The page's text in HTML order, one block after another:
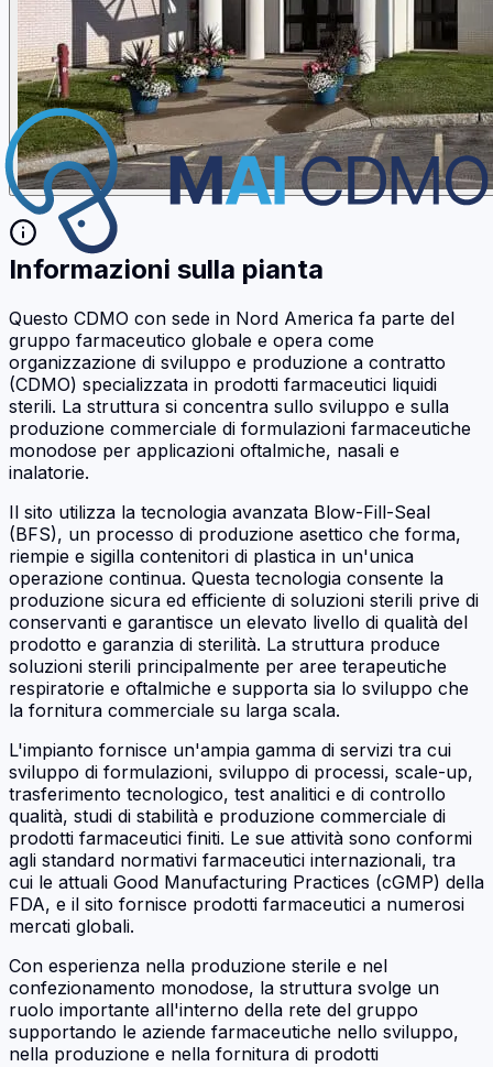
Informazioni sulla pianta
Questo CDMO con sede in Nord America fa parte del
gruppo farmaceutico globale e opera come
organizzazione di sviluppo e produzione a contratto
(CDMO) specializzata in prodotti farmaceutici liquidi
sterili. La struttura si concentra sullo sviluppo e sulla
produzione commerciale di formulazioni farmaceutiche
monodose per applicazioni oftalmiche, nasali e
inalatorie.
Il sito utilizza la tecnologia avanzata Blow-Fill-Seal
(BFS), un processo di produzione asettico che forma,
riempie e sigilla contenitori di plastica in un'unica
operazione continua. Questa tecnologia consente la
produzione sicura ed efficiente di soluzioni sterili prive di
conservanti e garantisce un elevato livello di qualità del
prodotto e garanzia di sterilità. La struttura produce
soluzioni sterili principalmente per aree terapeutiche
respiratorie e oftalmiche e supporta sia lo sviluppo che
la fornitura commerciale su larga scala.
L'impianto fornisce un'ampia gamma di servizi tra cui
sviluppo di formulazioni, sviluppo di processi, scale-up,
trasferimento tecnologico, test analitici e di controllo
qualità, studi di stabilità e produzione commerciale di
prodotti farmaceutici finiti. Le sue attività sono conformi
agli standard normativi farmaceutici internazionali, tra
cui le attuali Good Manufacturing Practices (cGMP) della
FDA, e il sito fornisce prodotti farmaceutici a numerosi
mercati globali.
Con esperienza nella produzione sterile e nel
confezionamento monodose, la struttura svolge un
ruolo importante all'interno della rete del gruppo
supportando le aziende farmaceutiche nello sviluppo,
nella produzione e nella fornitura di prodotti